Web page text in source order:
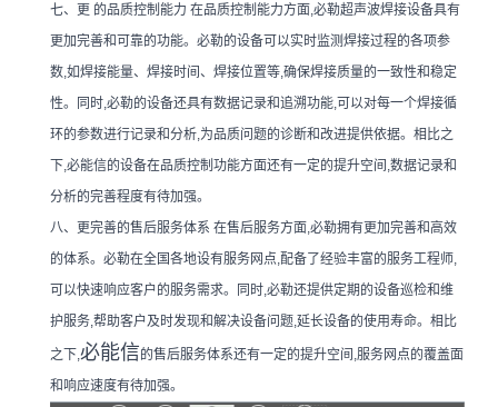
七、更 的品质控制能力 在品质控制能力方面,必勒超声波焊接设备具有
更加完善和可靠的功能。必勒的设备可以实时监测焊接过程的各项参
数,如焊接能量、焊接时间、焊接位置等,确保焊接质量的一致性和稳定
性。同时,必勒的设备还具有数据记录和追溯功能,可以对每一个焊接循
环的参数进行记录和分析,为品质问题的诊断和改进提供依据。相比之
下,必能信的设备在品质控制功能方面还有一定的提升空间,数据记录和
分析的完善程度有待加强。
八、更完善的售后服务体系 在售后服务方面,必勒拥有更加完善和高效
的体系。必勒在全国各地设有服务网点,配备了经验丰富的服务工程师,
可以快速响应客户的服务需求。同时,必勒还提供定期的设备巡检和维
护服务,帮助客户及时发现和解决设备问题,延长设备的使用寿命。相比
之下, 必能信的售后服务体系还有一定的提升空间,服务网点的覆盖面
和响应速度有待加强。